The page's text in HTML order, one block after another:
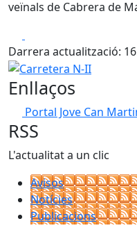
veïnals de Cabrera de
Darrera actualització:
Carretera N-II
Enllaços
Portal Jove Can
RSS
L'actualitat a un clic
Avisos
Notícies
Publicacions